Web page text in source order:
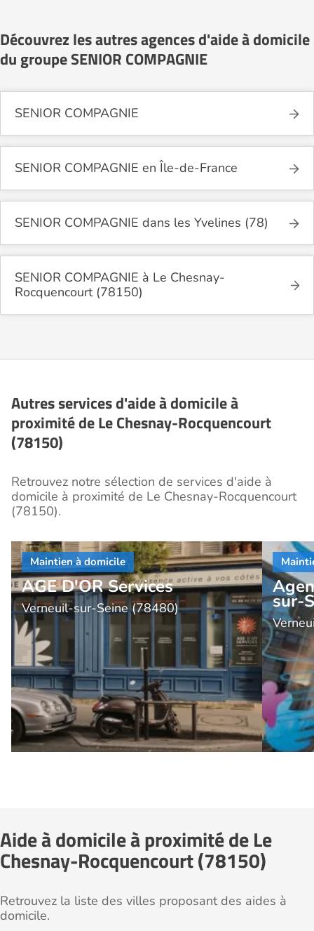
Découvrez les autres agences d'aide à domicile
du groupe SENIOR COMPAGNIE
SENIOR COMPAGNIE
SENIOR COMPAGNIE en Île-de-France
SENIOR COMPAGNIE dans les Yvelines (78)
SENIOR COMPAGNIE à Le Chesnay-
Rocquencourt (78150)
Autres services d'aide à domicile à
proximité de Le Chesnay-Rocquencourt
(78150)
Retrouvez notre sélection de services d'aide à
domicile à proximité de Le Chesnay-Rocquencourt
(78150).
AGE D'OR Services
Verneuil-sur-Seine (78480) sur-
Aide à domicile à proximité de Le
Chesnay-Rocquencourt (78150)
Retrouvez la liste des villes proposant des aides à
domicile.